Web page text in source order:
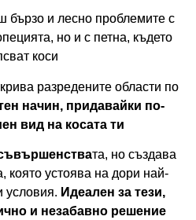
бързо и лесно проблемите с
но и с петна, където
коси
разредените области по
начин, придавайки по-
вид на косата ти
та, но създава
която устоява на дори най-
условия. Идеален за тези,
и незабавно решение